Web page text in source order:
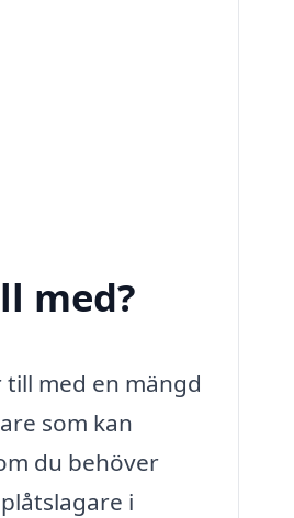
med?
med en mängd
som kan
du behöver
i